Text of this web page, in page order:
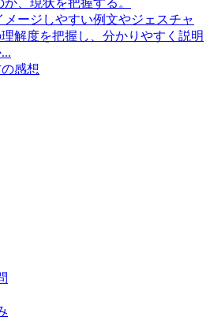
メージしやすい例文やジェスチャ
解度を把握し、分かりやすく説明
感想